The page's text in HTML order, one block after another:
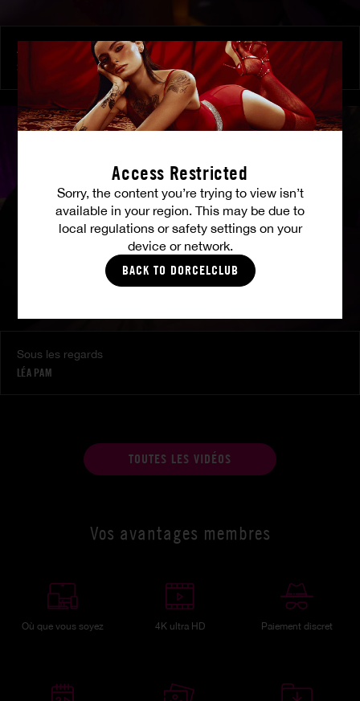
Access Restricted
Sorry, the content you’re trying to view isn’t
available in your region. This may be due to
local regulations or safety settings on your
device or network.
BACK TO DORCELCLUB
À ses ordres
Sous les regards
LÉA PAM
TOUTES LES VIDÉOS
Vos avantages membres
Où que vous soyez 4K ultra HD Paiement discret